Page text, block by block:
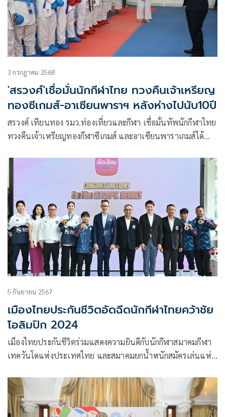
3 กรกฎาคม 2568
'สรวงศ์'เชื่อมั่นนักกีฬาไทย ทวงคืนเจ้าเหรียญ
ทองซีเกมส์-อาเซียนพาราฯ หลังห่างไปนับ10ปี
สรวงศ์ เทียนทอง รมว.ท่องเที่ยวและกีฬา เชื่อมั่นทัพนักกีฬาไทย
ทวงคืนเจ้าเหรียญทองกีฬาซีเกมส์ และอาเซียนพาราเกมส์ได้
ความสำเร็จในระดับเจ้าเหรียญทองของทั้ง 2 มหกรรมมานาน
แล้วนับ 10 ปี หรือตั้งแต่ปี 2015 ที่สิงคโปร์
5 กันยายน 2567
เมืองไทยประกันชีวิตอัดฉีดนักกีฬาไทยคว้าชัย
โอลิมปิก 2024
เมืองไทยประกันชีวิตร่วมแสดงความยินดีกับนักกีฬาสมาคมกีฬา
เทควันโดแห่งประเทศไทย และสมาคมยกน้ำหนักสมัครเล่นแห่ง
เงินสนับสนุนพิเศษเพื่อเสริมสร้างขวัญและกำลังใจให้แก่สมาคม
และนักกีฬา รวม 2.3 ล้านบาท